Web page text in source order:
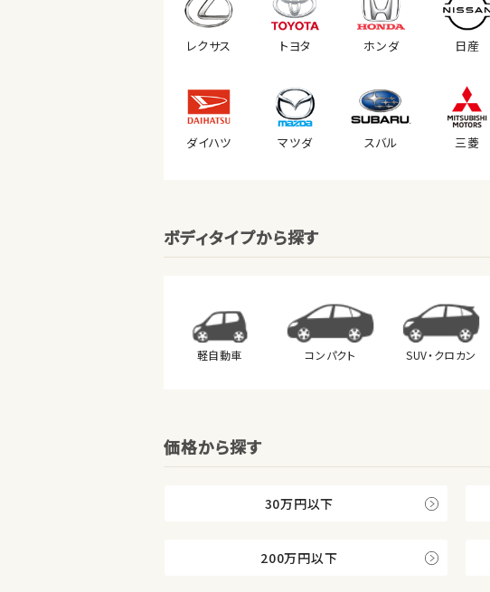
レクサス トヨタ ホンダ 日産
ダイハツ マツダ スバル 三菱
ボディタイプから探す
軽自動車 コンパクト SUV・クロカン
価格から探す
30万円以下
200万円以下